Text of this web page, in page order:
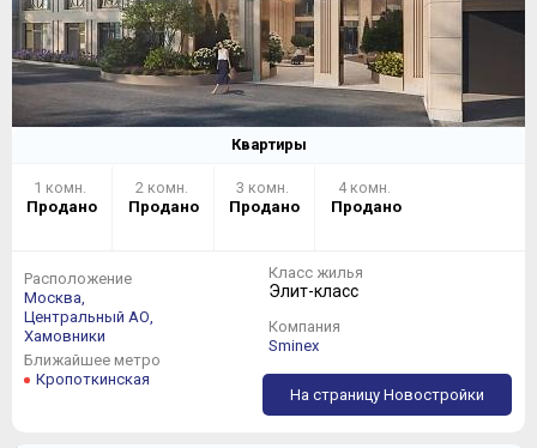
Квартиры
1 комн.
Продано
2 комн.
Продано
3 комн.
Продано
4 комн.
Продано
Расположение
Москва,
Центральный АО,
Хамовники
Ближайшее метро
Кропоткинская
Класс жилья
Элит-класс
Компания
Sminex
На страницу Новостройки